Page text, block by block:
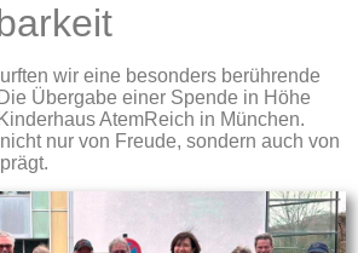
wir eine besonders berührende
Übergabe einer Spende in Höhe
AtemReich in München.
nur von Freude, sondern auch von